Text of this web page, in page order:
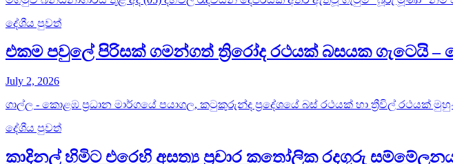
දේශීය පුවත්
එකම පවුලේ පිරිසක් ගමන්ගත් ත්‍රිරෝද රථයක් බසයක ගැටෙයි –
July 2, 2026
ගාල්ල - කොළඹ ප්‍රධාන මාර්ගයේ පයාගල, කටුකුරුන්ද ප්‍රදේශයේ බස් රථයක් හා ත්‍රීවිල් රථයක්
දේශීය පුවත්
කාදිනල් හිමිට එරෙහි අසත්‍ය ප්‍රචාර කතෝලික රදගුරු